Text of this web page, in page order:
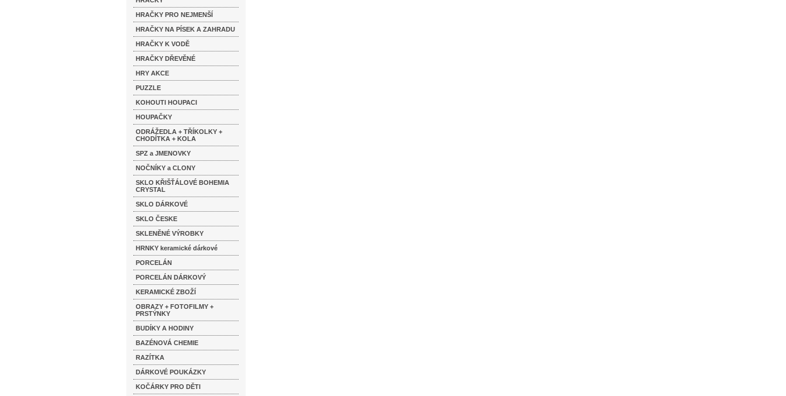
HRAČKY PRO NEJMENŠÍ
HRAČKY NA PÍSEK A ZAHRADU
HRAČKY K VODĚ
HRAČKY DŘEVĚNÉ
HRY AKCE
PUZZLE
KOHOUTI HOUPACI
HOUPAČKY
ODRÁŽEDLA + TŘÍKOLKY +
CHODÍTKA + KOLA
SPZ a JMENOVKY
NOČNÍKY a CLONY
SKLO KŘIŠŤÁLOVÉ BOHEMIA
CRYSTAL
SKLO DÁRKOVÉ
SKLO ČESKE
SKLENĚNÉ VÝROBKY
HRNKY keramické dárkové
PORCELÁN
PORCELÁN DÁRKOVÝ
KERAMICKÉ ZBOŽÍ
OBRAZY + FOTOFILMY +
PRSTÝNKY
BUDÍKY A HODINY
BAZÉNOVÁ CHEMIE
RAZÍTKA
DÁRKOVÉ POUKÁZKY
KOČÁRKY PRO DĚTI